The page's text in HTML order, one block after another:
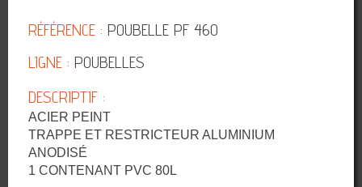
RÉFÉRENCE : POUBELLE PF 460
LIGNE : POUBELLES
DESCRIPTIF :
ACIER PEINT
TRAPPE ET RESTRICTEUR ALUMINIUM
ANODISÉ
1 CONTENANT PVC 80L